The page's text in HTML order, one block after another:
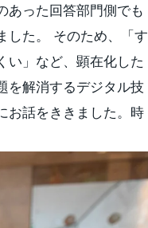
あった回答部門側でも
した。 そのため、「す
い」など、顕在化した
を解消するデジタル技
お話をききました。時